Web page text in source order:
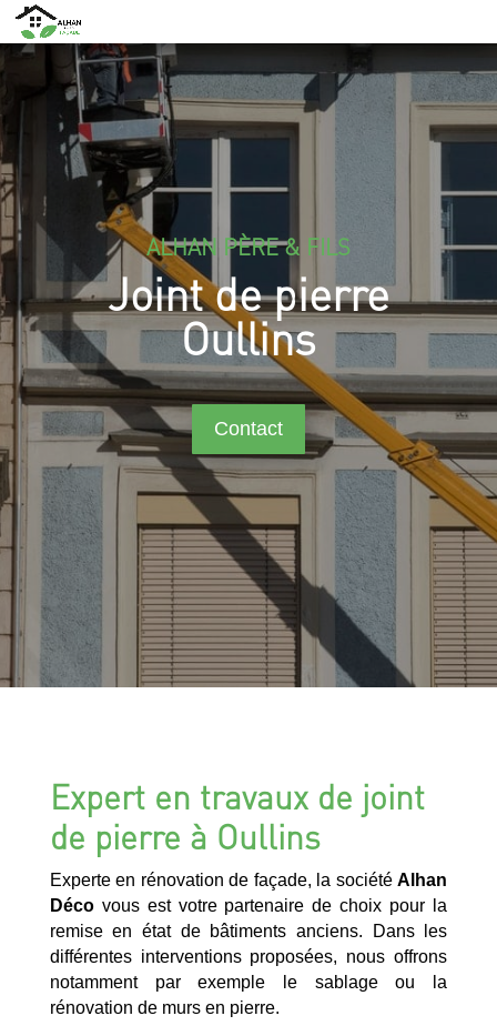
ALHAN PÈRE & FILS
Joint de pierre
Oullins
Contact
Expert en travaux de joint
de pierre à Oullins
Experte en rénovation de façade, la sociétéAlhan
Décovous est votre partenaire de choix pour la
remise en état de bâtiments anciens. Dans les
différentes interventions proposées, nous offrons
notamment par exemple le sablage ou la
rénovation de murs en pierre.